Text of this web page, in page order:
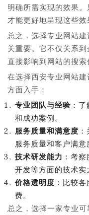
明确所需实现的效果
才能更好地呈现这些效
总之，选择专业网站
关重要。它不仅关系
直接影响到网站的搜索
在选择西安专业网站
方面入手：
专业团队与经验 ：
和成功案例。
服务质量和满意度
服务质量和客户满意
技术研发能力 ：考
开发等方面的技术实
价格透明度 ：比较
费。
总之，选择一家专业